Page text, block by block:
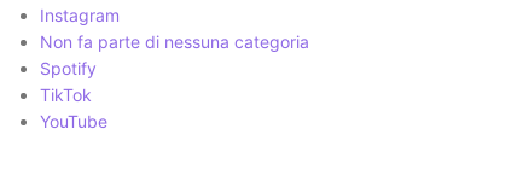
Instagram
Non fa parte di nessuna categoria
Spotify
TikTok
YouTube